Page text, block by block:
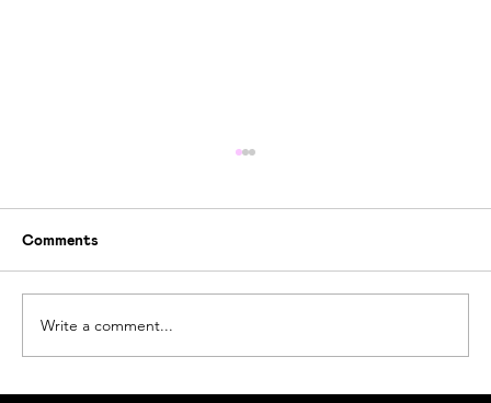
Comments
Write a comment...